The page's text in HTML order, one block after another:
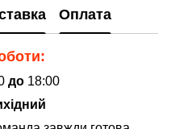
Оплата
до 18:00